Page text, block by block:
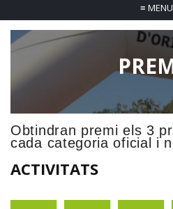
≡ MENU
Obtindran premi els 3
cada categoria oficial i
ACTIVITATS